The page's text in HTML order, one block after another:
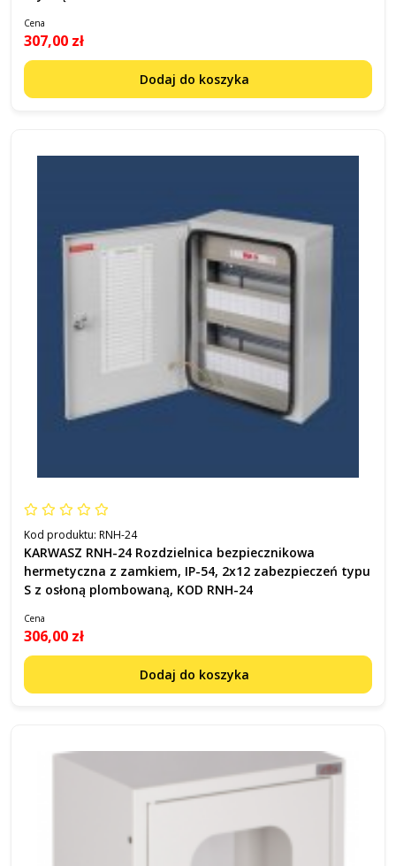
Cena
307,00 zł
Dodaj do koszyka
Kod produktu: RNH-24
KARWASZ RNH-24 Rozdzielnica bezpiecznikowa
hermetyczna z zamkiem, IP-54, 2x12 zabezpieczeń typu
S z osłoną plombowaną, KOD RNH-24
Cena
306,00 zł
Dodaj do koszyka